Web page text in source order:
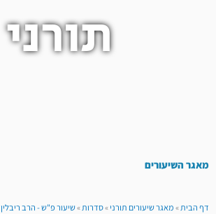
תורני
מאגר השיעורים
דף הבית»מאגר שיעורים תורני»סדרות»שיעור פ"ש - הרב ריבלין